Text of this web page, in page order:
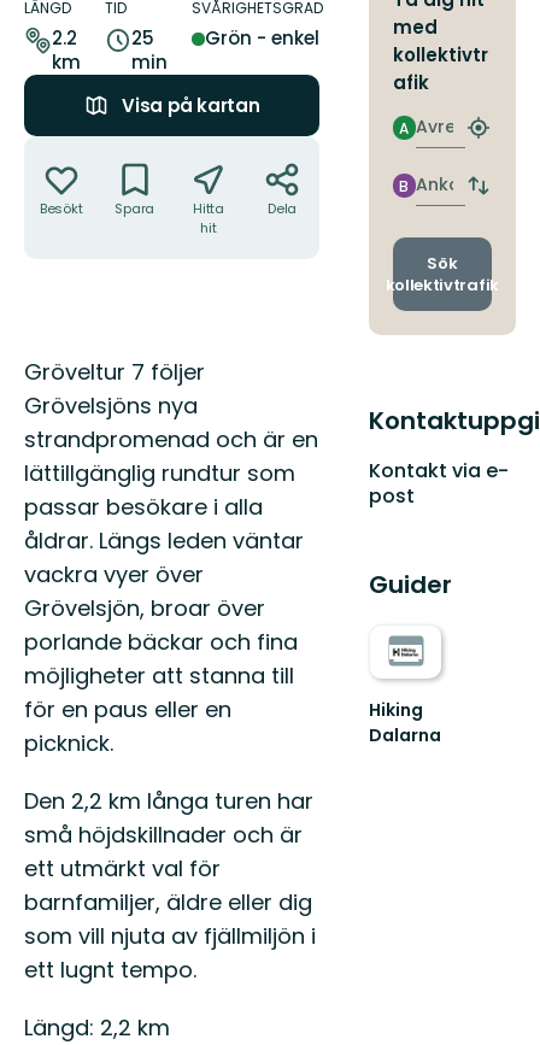
om
leden
LÄNGD
2.2
km
TID
25
min
SVÅRIGHETSGRAD
Grön - enkel
Visa på kartan
Besökt Spara
Hitta
hit
Dela
Beskrivning
Gröveltur 7 följer
Grövelsjöns nya
strandpromenad och är en
lättillgänglig rundtur som
passar besökare i alla
åldrar. Längs leden väntar
vackra vyer över
Grövelsjön, broar över
porlande bäckar och fina
möjligheter att stanna till
för en paus eller en
picknick.
Den 2,2 km långa turen har
små höjdskillnader och är
ett utmärkt val för
barnfamiljer, äldre eller dig
som vill njuta av fjällmiljön i
ett lugnt tempo.
Längd: 2,2 km
med
kollektivtr
afik
Avresa
A
Hitta
Ankomst
B
Byt
och
Sök
kollektivtrafik
Kontakt via e-
post
Guider
Hiking
Dalarna